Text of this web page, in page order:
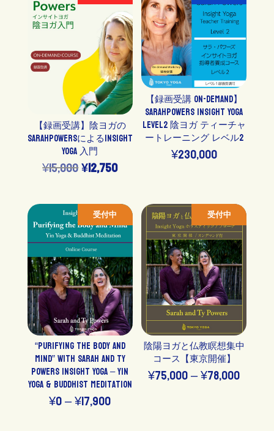
¥23,600
【録画受講】陰ヨガの
SarahPowersによるInsight
Yoga 入門
¥15,000元
価
格
は
¥15,000
で
し
た。
¥12,750現
の
価
格
は
¥12,750
で
す。
【録画受講 On-demand】
SarahPowers Insight Yoga
Level2 陰ヨガ ティーチャ
ートレーニング レベル2
¥230,000
受付中
“Purifying the Body and
Mind” with Sarah and Ty
Powers Insight Yoga – Yin
Yoga & Buddhist Meditation
¥0–¥17,900価
受付中
陰陽ヨガと仏教瞑想集中
コース【東京開催】
¥75,000–¥78,000価